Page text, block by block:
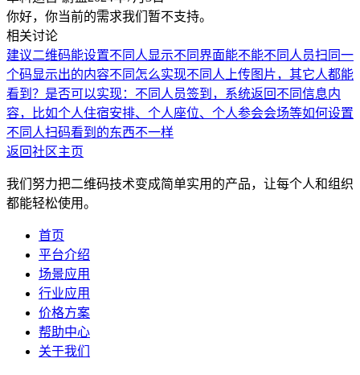
你好，你当前的需求我们暂不支持。
相关讨论
建议二维码能设置不同人显示不同界面能不能不同人员扫同一
个码显示出的内容不同 怎么实现不同人上传图片，其它人都能
看到？ 是否可以实现：不同人员签到，系统返回不同信息内
容，比如个人住宿安排、个人座位、个人参会会场等如何设置
不同人扫码看到的东西不一样
返回社区主页
我们努力把二维码技术变成简单实用的产品，让每个人和组织
都能轻松使用。
首页
平台介绍
场景应用
行业应用
价格方案
帮助中心
关于我们